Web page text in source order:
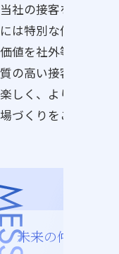
当社の接客を主とし
には特別な価値があ
価値を社外等にもよ
質の高い接客を通じ
楽しく、より良いも
場づくりをこれから
未来の仲間への